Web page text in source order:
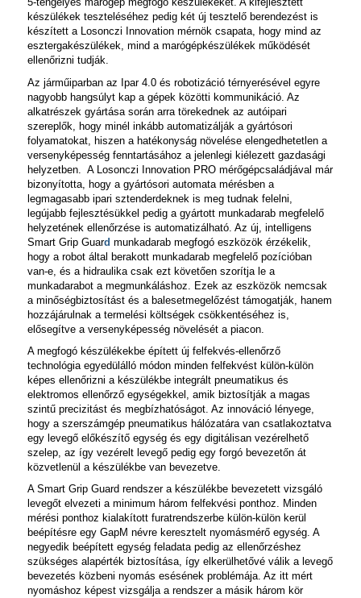
készülékek teszteléséhez pedig két új tesztelő berendezést is
készített a Losonczi Innovation mérnök csapata, hogy mind az
esztergakészülékek, mind a marógépkészülékek működését
ellenőrizni tudják.
Az járműiparban az Ipar 4.0 és robotizáció térnyerésével egyre
nagyobb hangsúlyt kap a gépek közötti kommunikáció. Az
alkatrészek gyártása során arra törekednek az autóipari
szereplők, hogy minél inkább automatizálják a gyártósori
folyamatokat, hiszen a hatékonyság növelése elengedhetetlen a
versenyképesség fenntartásához a jelenlegi kiélezett gazdasági
helyzetben. A Losonczi Innovation PRO mérőgépcsaládjával már
bizonyította, hogy a gyártósori automata mérésben a
legmagasabb ipari sztenderdeknek is meg tudnak felelni,
legújabb fejlesztésükkel pedig a gyártott munkadarab megfelelő
helyzetének ellenőrzése is automatizálható. Az új, intelligens
Smart Grip Guard munkadarab megfogó eszközök érzékelik,
hogy a robot által berakott munkadarab megfelelő pozícióban
van-e, és a hidraulika csak ezt követően szorítja le a
munkadarabot a megmunkáláshoz. Ezek az eszközök nemcsak
a minőségbiztosítást és a balesetmegelőzést támogatják, hanem
hozzájárulnak a termelési költségek csökkentéséhez is,
elősegítve a versenyképesség növelését a piacon.
A megfogó készülékekbe épített új felfekvés-ellenőrző
technológia egyedülálló módon minden felfekvést külön-külön
képes ellenőrizni a készülékbe integrált pneumatikus és
elektromos ellenőrző egységekkel, amik biztosítják a magas
szintű precizitást és megbízhatóságot. Az innováció lényege,
hogy a szerszámgép pneumatikus hálózatára van csatlakoztatva
egy levegő előkészítő egység és egy digitálisan vezérelhető
szelep, az így vezérelt levegő pedig egy forgó bevezetőn át
közvetlenül a készülékbe van bevezetve.
A Smart Grip Guard rendszer a készülékbe bevezetett vizsgáló
levegőt elvezeti a minimum három felfekvési ponthoz. Minden
mérési ponthoz kialakított furatrendszerbe külön-külön kerül
beépítésre egy GapM névre keresztelt nyomásmérő egység. A
negyedik beépített egység feladata pedig az ellenőrzéshez
szükséges alapérték biztosítása, így elkerülhetővé válik a levegő
bevezetés közbeni nyomás esésének problémája. Az itt mért
nyomáshoz képest vizsgálja a rendszer a másik három kör